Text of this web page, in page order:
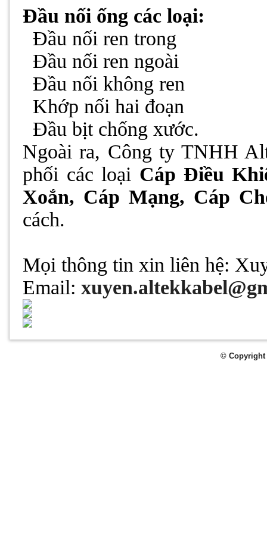
Đầunối ống các loại:
Đầu nối ren trong
Đầu nối ren ngoài
Đầu nối không ren
Khớp nối hai đoạn
Đầu bịt chống xước.
Ngoài ra, Công ty TNHH
phối các loại Cáp Điều
Xoắn, Cáp Mạng, Cáp
cách.
Mọi thông tin xin liên hệ:
Email:xuyen
© Copyright